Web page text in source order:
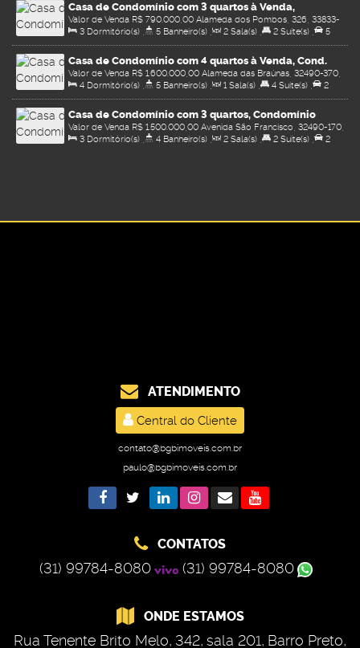
Casa de Condomínio com 3 quartos à Venda,
Condomínio Vale do Ouro - Ribeirão das Neves
R$ 790.000,00
Valor de Venda
Alameda dos Pombos, 326, 33833-
240, Condomínio Vale do Ouro, Ribeirão das Neves, Minas Gerais,
Brasil
3 Dormitório(s) 5 Banheiro(s) 2 Sala(s) 2 Suíte(s)
5
Vaga(s) , Útil: 250.00m² , Terreno: 1500.00m²
Casa de Condomínio com 4 quartos à Venda, Cond.
Retiro do Chalé (Piedade do Paraopeba) -
Brumadinho
R$ 1.600.000,00
Valor de Venda
Alameda das Braúnas, 32490-370,
Cond. Retiro do Chalé (Piedade do Paraopeba), Brumadinho, Minas
Gerais, Brasil
4 Dormitório(s) 5 Banheiro(s) 1 Sala(s) 4 Suíte(s)
2
Vaga(s) , Útil: 250.00m² , Terreno: 1000.00m²
Casa de Condomínio com 3 quartos, Condomínio
Águas Claras (Piedade do Paraopeba) - Brumadinho
R$ 1.500.000,00
Valor de Venda
Avenida São Francisco, 32490-170,
Condomínio Águas Claras (Piedade do Paraopeba), Brumadinho,
3 Dormitório(s) 4 Banheiro(s) 2 Sala(s) 2 Suíte(s)
2
ATENDIMENTO
Central do Cliente
contato@bgbimoveis.com.br
paulo@bgbimoveis.com.br
CONTATOS
(31) 99784-8080 (31) 99784-8080
ONDE ESTAMOS
Rua Tenente Brito Melo, 342, sala 201, Barro Preto,